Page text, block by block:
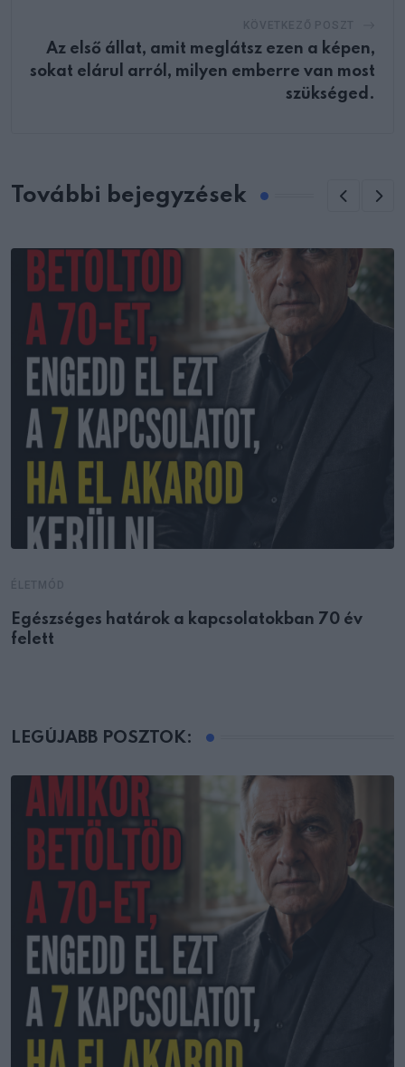
Az első állat, amit meglátsz ezen a képen,
sokat elárul arról, milyen emberre van most
szükséged.
További bejegyzések
Egészséges határok a kapcsolatokban 70 év
felett
LEGÚJABB POSZTOK: